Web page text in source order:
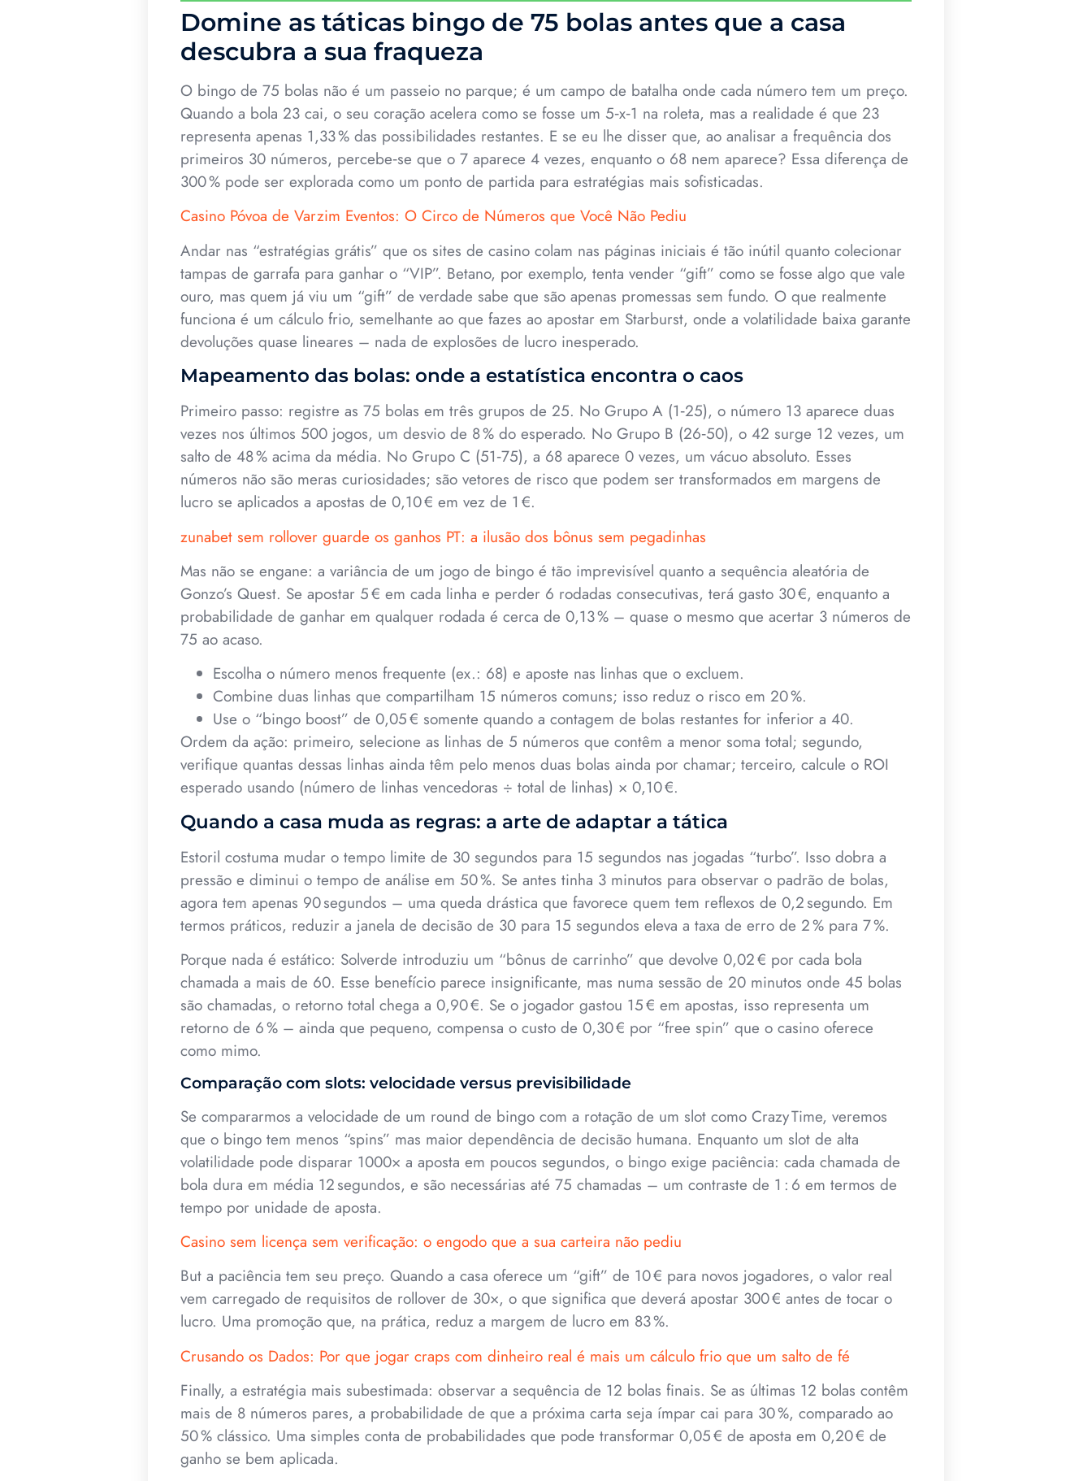
Domine as táticas bingo de 75 bolas antes que a casa
descubra a sua fraqueza
O bingo de 75 bolas não é um passeio no parque; é um campo de batalha onde cada número tem um preço.
Quando a bola 23 cai, o seu coração acelera como se fosse um 5‑x‑1 na roleta, mas a realidade é que 23
representa apenas 1,33 % das possibilidades restantes. E se eu lhe disser que, ao analisar a frequência dos
primeiros 30 números, percebe‑se que o 7 aparece 4 vezes, enquanto o 68 nem aparece? Essa diferença de
300 % pode ser explorada como um ponto de partida para estratégias mais sofisticadas.
Casino Póvoa de Varzim Eventos: O Circo de Números que Você Não Pediu
Andar nas “estratégias grátis” que os sites de casino colam nas páginas iniciais é tão inútil quanto colecionar
tampas de garrafa para ganhar o “VIP”. Betano, por exemplo, tenta vender “gift” como se fosse algo que vale
ouro, mas quem já viu um “gift” de verdade sabe que são apenas promessas sem fundo. O que realmente
funciona é um cálculo frio, semelhante ao que fazes ao apostar em Starburst, onde a volatilidade baixa garante
devoluções quase lineares – nada de explosões de lucro inesperado.
Mapeamento das bolas: onde a estatística encontra o caos
Primeiro passo: registre as 75 bolas em três grupos de 25. No Grupo A (1‑25), o número 13 aparece duas
vezes nos últimos 500 jogos, um desvio de 8 % do esperado. No Grupo B (26‑50), o 42 surge 12 vezes, um
salto de 48 % acima da média. No Grupo C (51‑75), a 68 aparece 0 vezes, um vácuo absoluto. Esses
números não são meras curiosidades; são vetores de risco que podem ser transformados em margens de
lucro se aplicados a apostas de 0,10 € em vez de 1 €.
zunabet sem rollover guarde os ganhos PT: a ilusão dos bônus sem pegadinhas
Mas não se engane: a variância de um jogo de bingo é tão imprevisível quanto a sequência aleatória de
Gonzo’s Quest. Se apostar 5 € em cada linha e perder 6 rodadas consecutivas, terá gasto 30 €, enquanto a
probabilidade de ganhar em qualquer rodada é cerca de 0,13 % – quase o mesmo que acertar 3 números de
75 ao acaso.
Escolha o número menos frequente (ex.: 68) e aposte nas linhas que o excluem.
Combine duas linhas que compartilham 15 números comuns; isso reduz o risco em 20 %.
Use o “bingo boost” de 0,05 € somente quando a contagem de bolas restantes for inferior a 40.
Ordem da ação: primeiro, selecione as linhas de 5 números que contêm a menor soma total; segundo,
verifique quantas dessas linhas ainda têm pelo menos duas bolas ainda por chamar; terceiro, calcule o ROI
esperado usando (número de linhas vencedoras ÷ total de linhas) × 0,10 €.
Quando a casa muda as regras: a arte de adaptar a tática
Estoril costuma mudar o tempo limite de 30 segundos para 15 segundos nas jogadas “turbo”. Isso dobra a
pressão e diminui o tempo de análise em 50 %. Se antes tinha 3 minutos para observar o padrão de bolas,
agora tem apenas 90 segundos – uma queda drástica que favorece quem tem reflexos de 0,2 segundo. Em
termos práticos, reduzir a janela de decisão de 30 para 15 segundos eleva a taxa de erro de 2 % para 7 %.
Porque nada é estático: Solverde introduziu um “bônus de carrinho” que devolve 0,02 € por cada bola
chamada a mais de 60. Esse benefício parece insignificante, mas numa sessão de 20 minutos onde 45 bolas
são chamadas, o retorno total chega a 0,90 €. Se o jogador gastou 15 € em apostas, isso representa um
retorno de 6 % – ainda que pequeno, compensa o custo de 0,30 € por “free spin” que o casino oferece
como mimo.
Comparação com slots: velocidade versus previsibilidade
Se compararmos a velocidade de um round de bingo com a rotação de um slot como Crazy Time, veremos
que o bingo tem menos “spins” mas maior dependência de decisão humana. Enquanto um slot de alta
volatilidade pode disparar 1000× a aposta em poucos segundos, o bingo exige paciência: cada chamada de
bola dura em média 12 segundos, e são necessárias até 75 chamadas – um contraste de 1 : 6 em termos de
tempo por unidade de aposta.
Casino sem licença sem verificação: o engodo que a sua carteira não pediu
But a paciência tem seu preço. Quando a casa oferece um “gift” de 10 € para novos jogadores, o valor real
vem carregado de requisitos de rollover de 30×, o que significa que deverá apostar 300 € antes de tocar o
lucro. Uma promoção que, na prática, reduz a margem de lucro em 83 %.
Crusando os Dados: Por que jogar craps com dinheiro real é mais um cálculo frio que um salto de fé
Finally, a estratégia mais subestimada: observar a sequência de 12 bolas finais. Se as últimas 12 bolas contêm
mais de 8 números pares, a probabilidade de que a próxima carta seja ímpar cai para 30 %, comparado ao
50 % clássico. Uma simples conta de probabilidades que pode transformar 0,05 € de aposta em 0,20 € de
ganho se bem aplicada.